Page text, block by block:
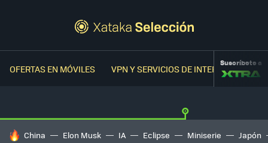
OFERTAS EN MÓVILES VPN Y SERVICIOS DE INTERNETSuscríbete a
HOY SE HABLA DE
China Elon Musk IA Eclipse Miniserie Japón